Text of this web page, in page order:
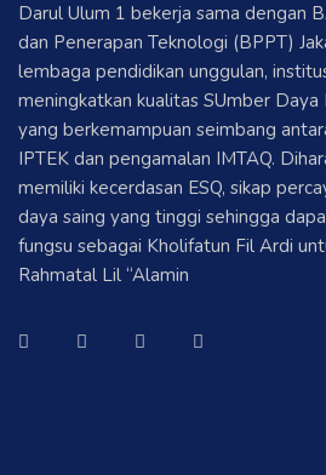
Darul Ulum 1 bekerja sama dengan
dan Penerapan Teknologi (BPPT)
lembaga pendidikan unggulan,
meningkatkan kualitas SUmber Daya
yang berkemampuan seimbang
IPTEK dan pengamalan IMTAQ.
memiliki kecerdasan ESQ, sikap
daya saing yang tinggi sehingga
fungsu sebagai Kholifatun Fil Ardi
Rahmatal Lil “Alamin